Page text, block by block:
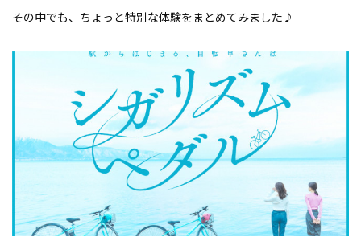
https://www.biwako-visitors.jp/shigarhythm-activity/
その中でも、ちょっと特別な体験をまとめてみました♪